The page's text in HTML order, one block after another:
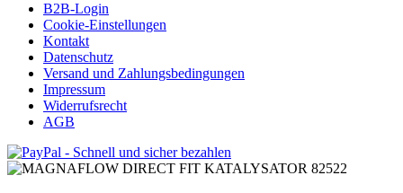
B2B-Login
Cookie-Einstellungen
Kontakt
Datenschutz
Versand und Zahlungsbedingungen
Impressum
Widerrufsrecht
AGB